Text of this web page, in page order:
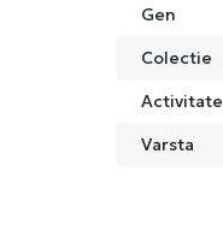
Gen
Colectie
Activitate
Varsta